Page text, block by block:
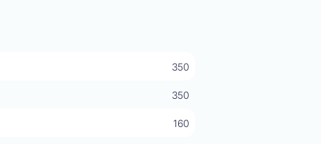
350
350
160